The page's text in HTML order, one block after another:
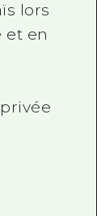
lors
et en